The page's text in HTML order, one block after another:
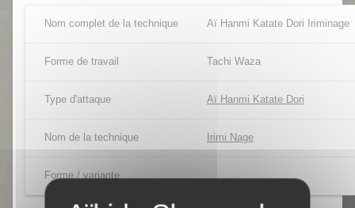
Nom complet de la technique Aï Hanmi Katate Dori Iriminage
Forme de travail Tachi Waza
Type d'attaque Aï Hanmi Katate Dori
Nom de la technique Irimi Nage
Forme / variante